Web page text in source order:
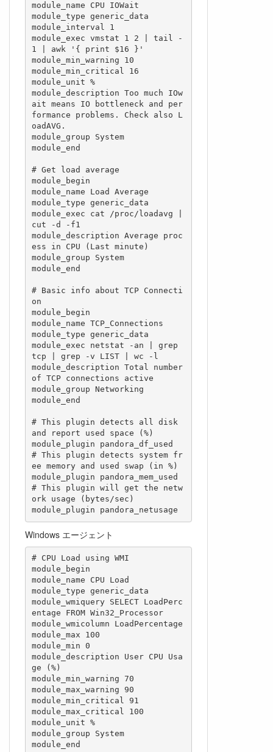
module_name CPU IOWait
module_type generic_data
module_interval 1
module_exec vmstat 1 2 | tail -
1 | awk '{ print $16 }'
module_min_warning 10
module_min_critical 16
module_unit %
module_description Too much IOw
ait means IO bottleneck and per
formance problems. Check also L
oadAVG.
module_group System
module_end
# Get load average
module_begin
module_name Load Average
module_type generic_data
module_exec cat /proc/loadavg |
cut -d -f1
module_description Average proc
ess in CPU (Last minute)
module_group System
module_end
# Basic info about TCP Connecti
on
module_begin
module_name TCP_Connections
module_type generic_data
module_exec netstat -an | grep
tcp | grep -v LIST | wc -l
module_description Total number
of TCP connections active
module_group Networking
module_end
# This plugin detects all disk
and report used space (%)
module_plugin pandora_df_used
# This plugin detects system fr
ee memory and used swap (in %)
module_plugin pandora_mem_used
# This plugin will get the netw
ork usage (bytes/sec)
module_plugin pandora_netusage
Windows エージェント
# CPU Load using WMI
module_begin
module_name CPU Load
module_type generic_data
module_wmiquery SELECT LoadPerc
entage FROM Win32_Processor
module_wmicolumn LoadPercentage
module_max 100
module_min 0
module_description User CPU Usa
ge (%)
module_min_warning 70
module_max_warning 90
module_min_critical 91
module_max_critical 100
module_unit %
module_group System
module_end